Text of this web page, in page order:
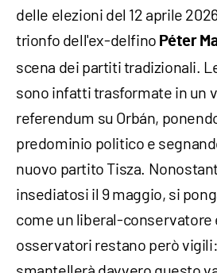
delle elezioni del 12 aprile
trionfo dell'ex-delfino Péter
scena dei partiti tradizionali.
sono infatti trasformate in un
referendum su Orbán,
predominio politico e
nuovo partito Tisza.
insediatosi il 9 maggio, si
come un liberal-conservatore
osservatori restano però